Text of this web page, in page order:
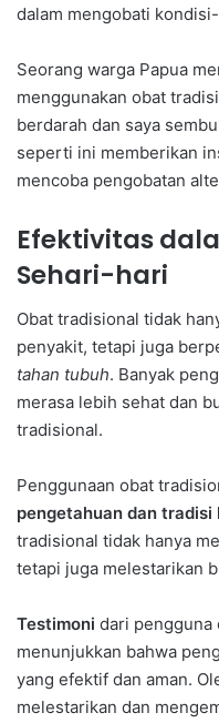
dalam mengobati
Seorang warga Papua
menggunakan obat
berdarah dan saya
seperti ini memberikan
mencoba pengobatan
Efektivitas
Sehari-hari
Obat tradisional tidak
penyakit, tetapi juga
tahan tubuh. Banyak
merasa lebih sehat dan
tradisional.
Penggunaan obat
pengetahuan dan tradisi
tradisional tidak hanya
tetapi juga melestarikan
Testimoni dari pengguna
menunjukkan bahwa
yang efektif dan aman.
melestarikan dan